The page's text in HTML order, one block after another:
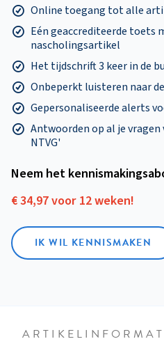
Online toegang tot alle
Eén geaccrediteerde toets
nascholingsartikel
Het tijdschrift 3 keer in de
Onbeperkt luisteren naar
Gepersonaliseerde alerts
Antwoorden op al je
NTVG'
Neem het
€ 34,97 voor 12 weken!
IK WIL KENNISMAKEN